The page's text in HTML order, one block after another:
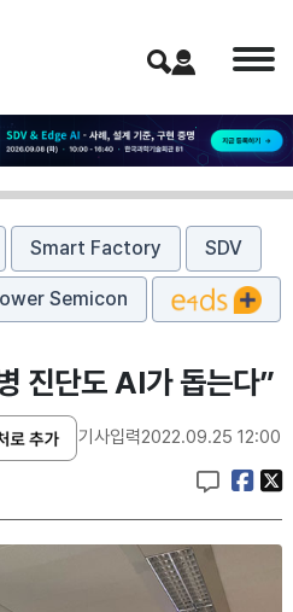
Smart Factory SDV
Semicon
진단도 AI가 돕는다”
기사입력2022.09.25 12:00